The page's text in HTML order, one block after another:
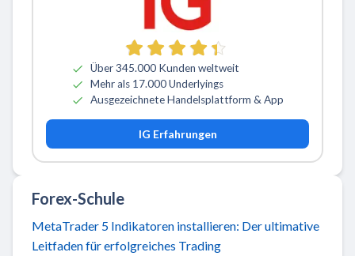
Über 345.000 Kunden weltweit
Mehr als 17.000 Underlyings
Ausgezeichnete Handelsplattform & App
IG Erfahrungen
Forex-Schule
MetaTrader 5 Indikatoren installieren: Der ultimative
Leitfaden für erfolgreiches Trading